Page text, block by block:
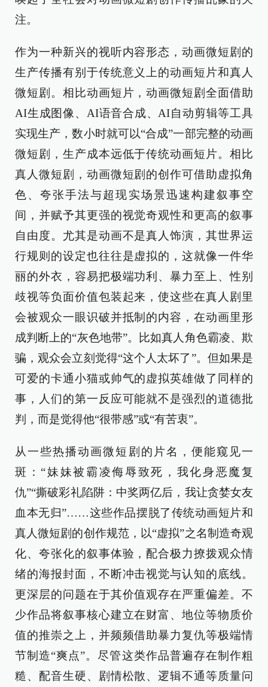
注。
作为一种新兴的视听内容形态，动画微短剧的
生产传播有别于传统意义上的动画短片和真人
微短剧。相比动画短片，动画微短剧全面借助
AI生成图像、AI语音合成、AI自动剪辑等工具
实现生产，数小时就可以“合成”一部完整的动画
微短剧，生产成本远低于传统动画短片。相比
真人微短剧，动画微短剧的创作可借助虚拟角
色、夸张手法与超现实场景迅速构建叙事空
间，并赋予其更强的视觉奇观性和更高的叙事
自由度。尤其是动画不是真人饰演，其世界运
行规则的设定也往往是虚拟的，这就像一件华
丽的外衣，容易把极端功利、暴力至上、性别
歧视等负面价值包装起来，使这些在真人剧里
会被观众一眼识破并抵制的内容，在动画里形
成判断上的“灰色地带”。比如真人角色霸凌、欺
骗，观众会立刻觉得“这个人太坏了”。但如果是
可爱的卡通小猫或帅气的虚拟英雄做了同样的
事，人们的第一反应可能就不是强烈的道德批
判，而是觉得他“很带感”或“有苦衷”。
从一些热播动画微短剧的片名，便能窥见一
斑：“妹妹被霸凌侮辱致死，我化身恶魔复
仇”“撕破彩礼陷阱：中奖两亿后，我让贪婪女友
血本无归”……这些作品摆脱了传统动画短片和
真人微短剧的创作规范，以“虚拟”之名制造奇观
化、夸张化的叙事体验，配合极力撩拨观众情
绪的海报封面，不断冲击视觉与认知的底线。
更深层的问题在于其价值观存在严重偏差。不
少作品将叙事核心建立在财富、地位等物质价
值的推崇之上，并频频借助暴力复仇等极端情
节制造“爽点”。尽管这类作品普遍存在制作粗
糙、配音生硬、剧情松散、逻辑不通等质量问